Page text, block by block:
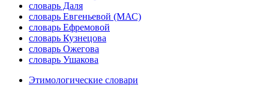
словарь Даля
словарь Евгеньевой (МАС)
словарь Ефремовой
словарь Кузнецова
словарь Ожегова
словарь Ушакова
Этимологические словари